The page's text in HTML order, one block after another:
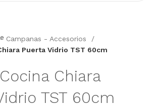
Campanas - Accesorios
Puerta Vidrio TST 60cm
Chiara
TST 60cm